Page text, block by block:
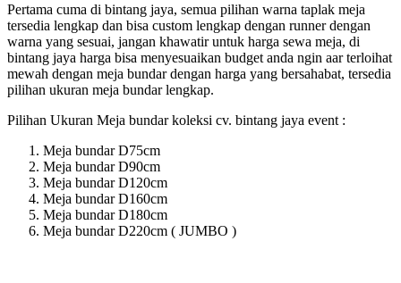
Pertama cuma di bintang jaya, semua pilihan warna taplak meja
tersedia lengkap dan bisa custom lengkap dengan runner dengan
warna yang sesuai, jangan khawatir untuk harga sewa meja, di
bintang jaya harga bisa menyesuaikan budget anda ngin aar terloihat
mewah dengan meja bundar dengan harga yang bersahabat, tersedia
pilihan ukuran meja bundar lengkap.
Pilihan Ukuran Meja bundar koleksi cv. bintang jaya event :
Meja bundar D75cm
Meja bundar D90cm
Meja bundar D120cm
Meja bundar D160cm
Meja bundar D180cm
Meja bundar D220cm ( JUMBO )